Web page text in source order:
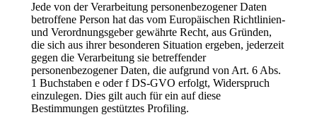
Jede von der Verarbeitung personenbezogener Daten
betroffene Person hat das vom Europäischen Richtlinien-
und Verordnungsgeber gewährte Recht, aus Gründen,
die sich aus ihrer besonderen Situation ergeben, jederzeit
gegen die Verarbeitung sie betreffender
personenbezogener Daten, die aufgrund von Art. 6 Abs.
1 Buchstaben e oder f DS-GVO erfolgt, Widerspruch
einzulegen. Dies gilt auch für ein auf diese
Bestimmungen gestütztes Profiling.